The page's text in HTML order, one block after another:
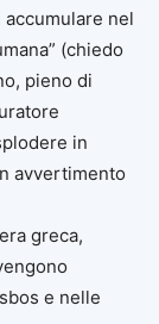
nel
(chiedo
pieno di
in
avvertimento
greca,
e nelle